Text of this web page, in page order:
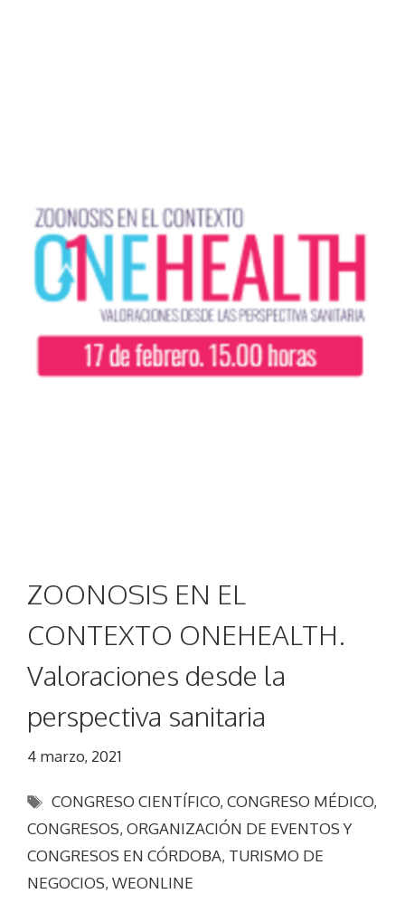
ZOONOSIS EN EL
CONTEXTO ONEHEALTH.
Valoraciones desde la
perspectiva sanitaria
4 marzo, 2021
Etiquetas
CONGRESO CIENTÍFICO,CONGRESO MÉDICO,
CONGRESOS, ORGANIZACIÓN DE EVENTOS Y
CONGRESOS EN CÓRDOBA, TURISMO DE
NEGOCIOS, WEONLINE